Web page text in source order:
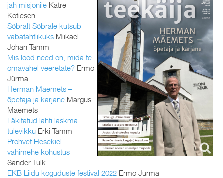
jah misjonile Katre
Kotiesen
Sõbralt Sõbrale kutsub
vabatahtlikuks Miikael
Johan Tamm
Mis lood need on, mida te
omavahel veeretate? Ermo
Jürma
Herman Mäemets –
õpetaja ja karjane Margus
Mäemets
Läkitatud lahti laskma
tulevikku Erki Tamm
Prohvet Hesekiel:
vahimehe kohustus
Sander Tulk
EKB Liidu koguduste festival 2022 Ermo Jürma